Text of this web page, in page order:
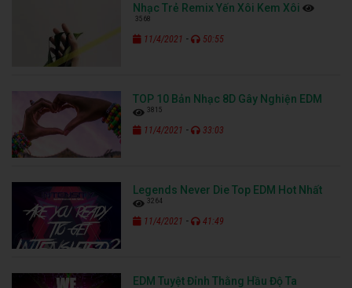
Nhạc Trẻ Remix Yến Xôi Kem Xôi
3568
11/4/2021 - 50:55
TOP 10 Bản Nhạc 8D Gây Nghiện EDM
3815
11/4/2021 - 33:03
Legends Never Die Top EDM Hot Nhất
3264
11/4/2021 - 41:49
EDM Tuyệt Đỉnh Thằng Hầu Độ Ta